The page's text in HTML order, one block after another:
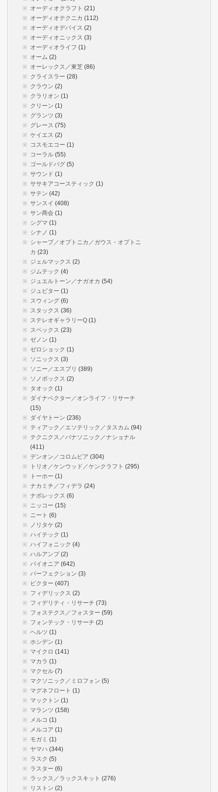
オーディオクラフト (21)
オーディオテクニカ (112)
オーディオデバイス (2)
オーディオニックス (3)
オーディオライフ (1)
オーム (2)
オーレックス／東芝 (86)
クライスラー (28)
クラウン (2)
クラリオン (1)
クリーン (1)
グランツ (3)
グレース (75)
ケイエス (2)
コスモエコー (1)
コーラル (55)
ゴールドバグ (5)
サウンド (1)
ササキアコースティック (1)
サテン (42)
サンスイ (408)
サン商会 (1)
シグマ (1)
シナノ (1)
シャープ／オプトニカ／ガウス・オプトニ
カ (23)
ジェルマックス (2)
ジムテック (4)
ジュエルトーン／ナガオカ (54)
ジュピター (1)
スウィング (6)
スタックス (36)
ステレオギャラリーQ (1)
スペックス (23)
ゼノン (1)
ゼロショック (1)
ソニックス (3)
ソニー／エスプリ (389)
ソノボックス (2)
タオック (1)
ダイナベクター／オンライフ・リサーチ
(15)
ダイヤトーン (236)
ティアック／エソテリック／タスカム (94)
テクニクス／パナソニック／ナショナル
(411)
デンオン／コロムビア (304)
トリオ／ケンウッド／ケンクラフト (295)
トーホー (1)
ナカミチ／フィデラ (24)
ナポレックス (6)
ニッコー (15)
ニート (6)
ノリタケ (2)
ハイテック (1)
ハイフォニック (4)
ハルアンプ(2)
パイオニア (642)
パーフェクション (3)
ビクター (407)
フィデリックス (2)
フィデリティ・リサーチ (73)
フォステクス／フォスター (59)
フォンテック・リサーチ (2)
ヘルツ (1)
ホシデン (1)
マイクロ (141)
マカラ (1)
マクセル (7)
マクソニック／ミロフォン (5)
マグネフロート (1)
マックトン (1)
マランツ (158)
メルコ (1)
メルコア (1)
モガミ (1)
ヤマハ (344)
ラスク (5)
ラスター (6)
ラックス／ラックスキット (276)
リストン (2)